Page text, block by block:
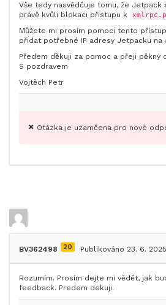
Vše tedy nasvědčuje tomu, že Jetpack
právě kvůli blokaci přístupu k
Můžete mi prosím pomoci tento
přidat potřebné IP adresy Jetpacku na
Předem děkuji za pomoc a přeji pěkný
S pozdravem
Vojtěch Petr
Otázka je uzamčena pro nové
BV362498 20 Publikováno 23. 6. 2025
Rozumím. Prosím dejte mi vědět, jak
feedback. Predem dekuji.